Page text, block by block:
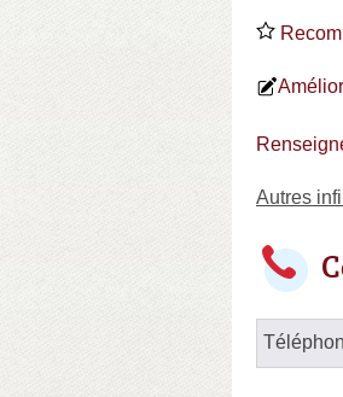
Autres